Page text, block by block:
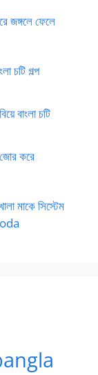
জঙ্গলে ফেলে
চটি গল্প
বাংলা চটি
করে
মাকে সিস্টেম